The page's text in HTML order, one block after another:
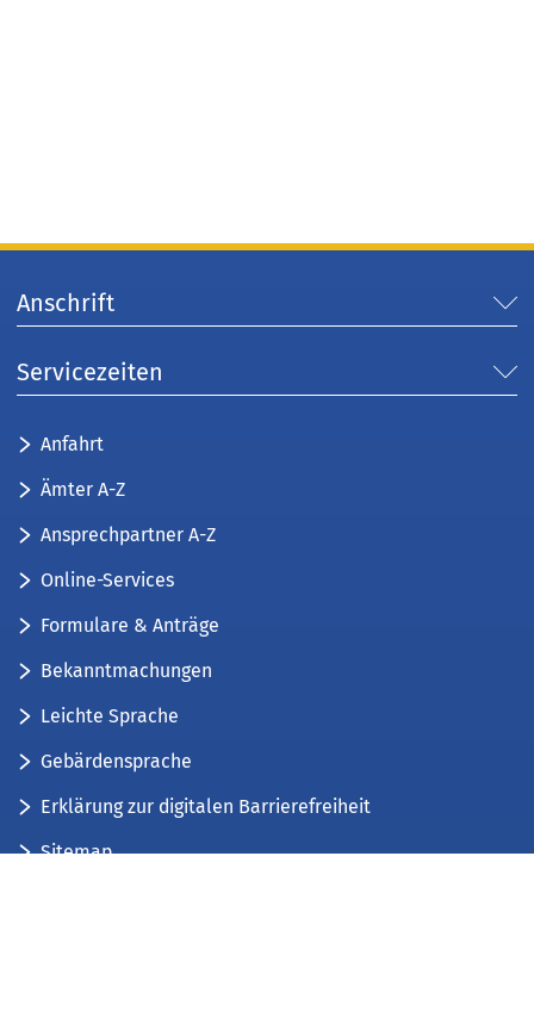
Anschrift
Servicezeiten
Anfahrt
Ämter A-Z
Ansprechpartner A-Z
Online-Services
Formulare & Anträge
Bekanntmachungen
Leichte Sprache
Gebärdensprache
Erklärung zur digitalen Barrierefreiheit
Sitemap